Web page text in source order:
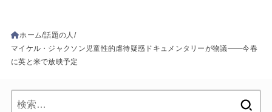
ホーム 話題の人
マイケル・ジャクソン児童性的虐待疑惑ドキュメンタリーが物議――今春
に英と米で放映予定